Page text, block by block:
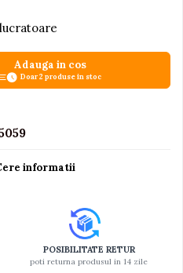
Adauga in cos
Doar 2 produse in stoc
informatii
POSIBILITATE RETUR
poti returna produsul in 14 zile